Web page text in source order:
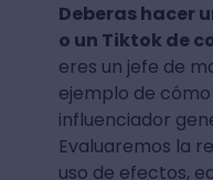
Deberas hacer
o un Tiktok de
eres un jefe de
ejemplo de
influenciador
Evaluaremos la
uso de efectos,